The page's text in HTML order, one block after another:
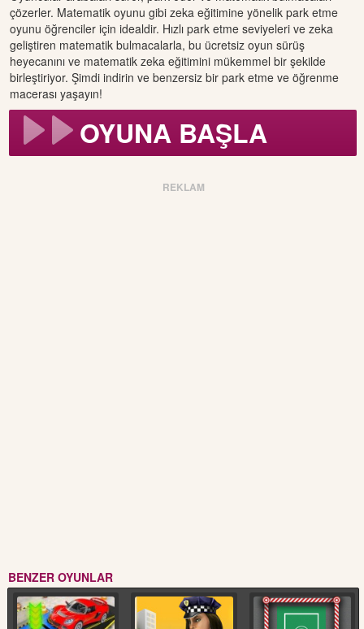
çözerler. Matematik oyunu gibi zeka eğitimine yönelik park etme
oyunu öğrenciler için idealdir. Hızlı park etme seviyeleri ve zeka
geliştiren matematik bulmacalarla, bu ücretsiz oyun sürüş
heyecanını ve matematik zeka eğitimini mükemmel bir şekilde
birleştiriyor. Şimdi indirin ve benzersiz bir park etme ve öğrenme
macerası yaşayın!
OYUNA BAŞLA
REKLAM
BENZER OYUNLAR